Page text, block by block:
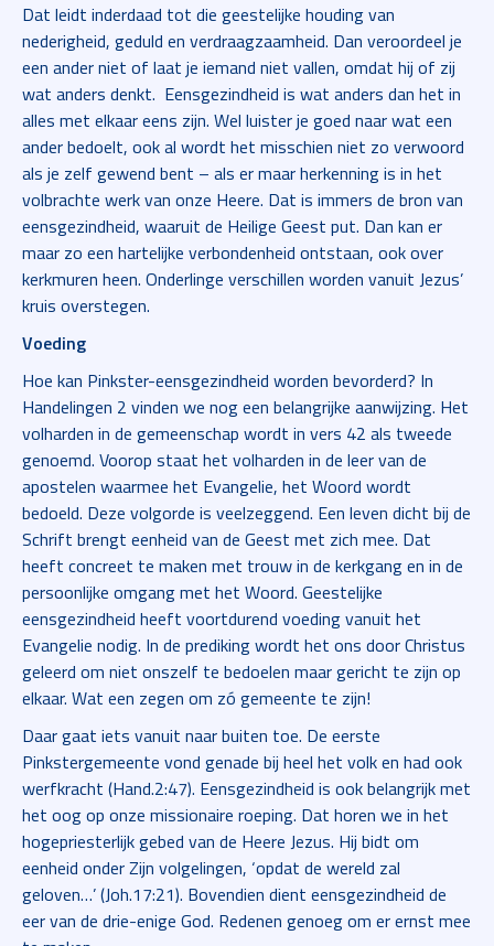
Dat leidt inderdaad tot die geestelijke houding van
nederigheid, geduld en verdraagzaamheid. Dan veroordeel je
een ander niet of laat je iemand niet vallen, omdat hij of zij
wat anders denkt. Eensgezindheid is wat anders dan het in
alles met elkaar eens zijn. Wel luister je goed naar wat een
ander bedoelt, ook al wordt het misschien niet zo verwoord
als je zelf gewend bent – als er maar herkenning is in het
volbrachte werk van onze Heere. Dat is immers de bron van
eensgezindheid, waaruit de Heilige Geest put. Dan kan er
maar zo een hartelijke verbondenheid ontstaan, ook over
kerkmuren heen. Onderlinge verschillen worden vanuit Jezus’
kruis overstegen.
Voeding
Hoe kan Pinkster-eensgezindheid worden bevorderd? In
Handelingen 2 vinden we nog een belangrijke aanwijzing. Het
volharden in de gemeenschap wordt in vers 42 als tweede
genoemd. Voorop staat het volharden in de leer van de
apostelen waarmee het Evangelie, het Woord wordt
bedoeld. Deze volgorde is veelzeggend. Een leven dicht bij de
Schrift brengt eenheid van de Geest met zich mee. Dat
heeft concreet te maken met trouw in de kerkgang en in de
persoonlijke omgang met het Woord. Geestelijke
eensgezindheid heeft voortdurend voeding vanuit het
Evangelie nodig. In de prediking wordt het ons door Christus
geleerd om niet onszelf te bedoelen maar gericht te zijn op
elkaar. Wat een zegen om zó gemeente te zijn!
Daar gaat iets vanuit naar buiten toe. De eerste
Pinkstergemeente vond genade bij heel het volk en had ook
werfkracht (Hand.2:47). Eensgezindheid is ook belangrijk met
het oog op onze missionaire roeping. Dat horen we in het
hogepriesterlijk gebed van de Heere Jezus. Hij bidt om
eenheid onder Zijn volgelingen, ‘opdat de wereld zal
geloven…’ (Joh.17:21). Bovendien dient eensgezindheid de
eer van de drie-enige God. Redenen genoeg om er ernst mee